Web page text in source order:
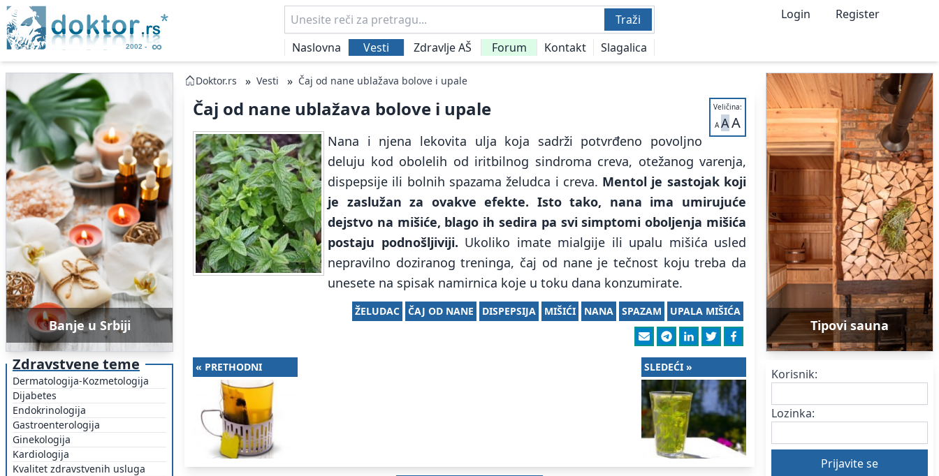
Traži
Naslovna
Vesti Zdravlje AŠ Forum Kontakt Slagalica
Login Register
Doktor.rs » Vesti » Čaj od nane ublažava bolove i upale
Veličina:
A AA
Čaj od nane ublažava bolove i upale
Nana i njena lekovita ulja koja sadrži potvrđeno povoljno
deluju kod obolelih od iritbilnog sindroma creva, otežanog varenja,
dispepsije ili bolnih spazama želudca i creva. Mentol je sastojak koji
je zaslužan za ovakve efekte. Isto tako, nana ima umirujuće
dejstvo na mišiće, blago ih sedira pa svi simptomi oboljenja mišića
postaju podnošljiviji. Ukoliko imate mialgije ili upalu mišića usled
nepravilno doziranog treninga, čaj od nane je tečnost koju treba da
unesete na spisak namirnica koje u toku dana konzumirate.
UPALA MIŠIĆA
SPAZAM
NANA
MIŠIĆI
DISPEPSIJA
ČAJ OD NANE
ŽELUDAC
« PRETHODNI SLEDEĆI »
Banje u Srbiji
Zdravstvene teme
Dermatologija-Kozmetologija
Dijabetes
Endokrinologija
Gastroenterologija
Ginekologija
Kardiologija
Kvalitet zdravstvenih usluga
Tipovi sauna
Korisnik:
Lozinka: